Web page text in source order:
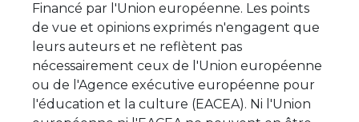
Financé par l'Union européenne. Les points
de vue et opinions exprimés n'engagent que
leurs auteurs et ne reflètent pas
nécessairement ceux de l'Union européenne
ou de l'Agence exécutive européenne pour
l'éducation et la culture (EACEA). Ni l'Union